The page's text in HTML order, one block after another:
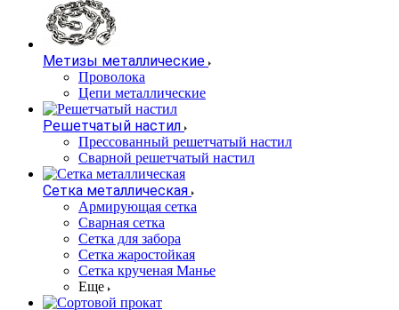
Метизы металлические
Проволока
Цепи металлические
Решетчатый настил
Прессованный решетчатый настил
Сварной решетчатый настил
Сетка металлическая
Армирующая сетка
Сварная сетка
Сетка для забора
Сетка жаростойкая
Сетка крученая Манье
Еще